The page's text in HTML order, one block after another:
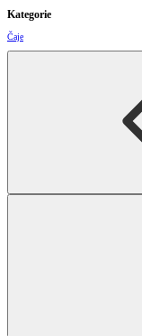
Kategorie
Čaje